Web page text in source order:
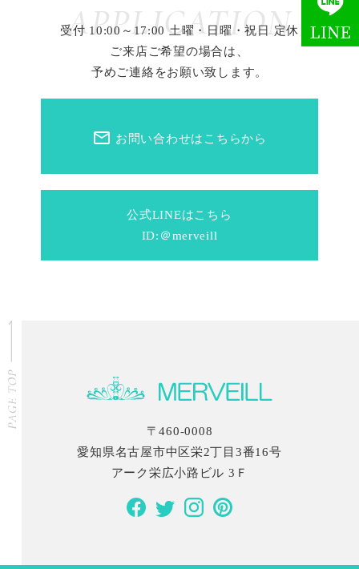
APPLICATION
公式LINEはこちら
ID:＠merveill
mail_outline お問い合わせはこちらから
受付 10:00～17:00 土曜・日曜・祝日 定休
ご来店ご希望の場合は、
予めご連絡をお願い致します。
〒460-0008
愛知県名古屋市中区栄2丁目3番16号
アーク栄広小路ビル 3Ｆ